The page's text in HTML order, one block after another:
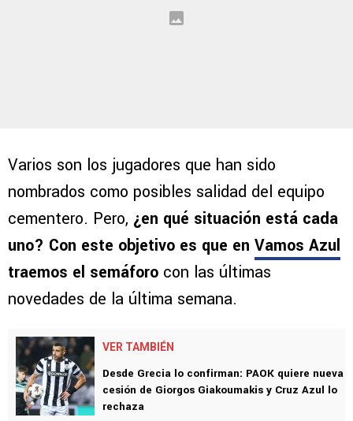
Varios son los jugadores que han sido
nombrados como posibles salidad del equipo
cementero. Pero, ¿en qué situación está cada
uno? Con este objetivo es que en Vamos Azul
traemos el semáforo con las últimas
novedades de la última semana.
VER TAMBIÉN
Desde Grecia lo confirman: PAOK quiere nueva
cesión de Giorgos Giakoumakis y Cruz Azul lo
rechaza